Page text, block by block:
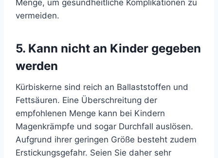
Menge, um gesundheitliche Komplikationen zu
vermeiden.
5. Kann nicht an Kinder gegeben
werden
Kürbiskerne sind reich an Ballaststoffen und
Fettsäuren. Eine Überschreitung der
empfohlenen Menge kann bei Kindern
Magenkrämpfe und sogar Durchfall auslösen.
Aufgrund ihrer geringen Größe besteht zudem
Erstickungsgefahr. Seien Sie daher sehr